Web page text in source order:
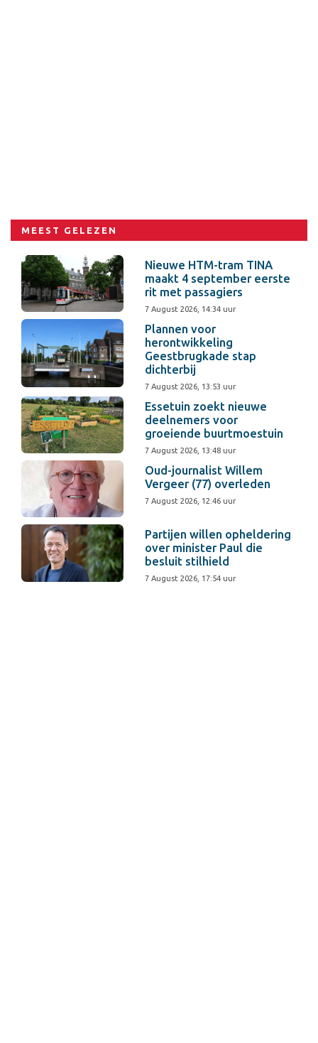
MEEST GELEZEN
Nieuwe HTM-tram TINA
maakt 4 september eerste
rit met passagiers
7 August 2026, 14:34 uur
Plannen voor
herontwikkeling
Geestbrugkade stap
dichterbij
7 August 2026, 13:53 uur
Essetuin zoekt nieuwe
deelnemers voor
groeiende buurtmoestuin
7 August 2026, 13:48 uur
Oud-journalist Willem
Vergeer (77) overleden
7 August 2026, 12:46 uur
Partijen willen opheldering
over minister Paul die
besluit stilhield
7 August 2026, 17:54 uur